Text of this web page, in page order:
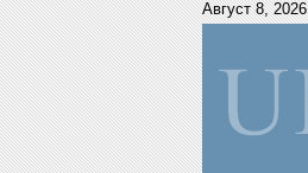
Август 8, 2026